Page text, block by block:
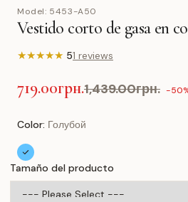
Model: 5453-A50
Vestido corto de gasa en
★★★★★ 51 reviews
719.00грн.1,439.00грн. -
Color: Голубой
Tamaño del producto